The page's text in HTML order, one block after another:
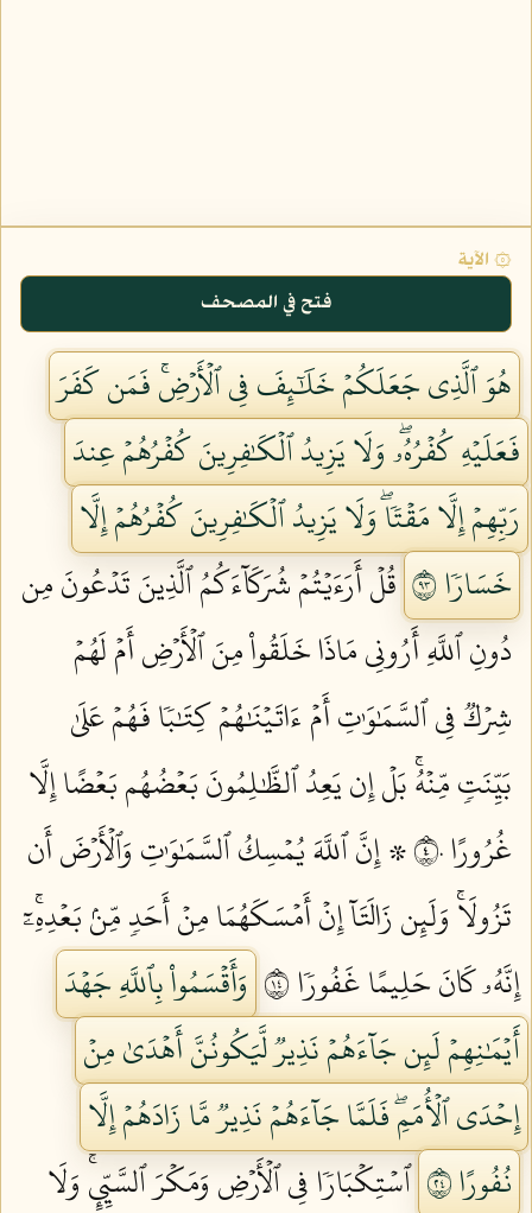
۞ الآية
فتح في المصحف
هُوَ ٱلَّذِي جَعَلَكُمۡ خَلَٰٓئِفَ فِي ٱلۡأَرۡضِۚ فَمَن كَفَرَ
فَعَلَيۡهِ كُفۡرُهُۥۖ وَلَا يَزِيدُ ٱلۡكَٰفِرِينَ كُفۡرُهُمۡ عِندَ
رَبِّهِمۡ إِلَّا مَقۡتٗاۖ وَلَا يَزِيدُ ٱلۡكَٰفِرِينَ كُفۡرُهُمۡ إِلَّا
خَسَارٗا ٣٩
قُلۡ أَرَءَيۡتُمۡ شُرَكَآءَكُمُ ٱلَّذِينَ تَدۡعُونَ مِن
دُونِ ٱللَّهِ أَرُونِي مَاذَا خَلَقُواْ مِنَ ٱلۡأَرۡضِ أَمۡ لَهُمۡ
شِرۡكٞ فِي ٱلسَّمَٰوَٰتِ أَمۡ ءَاتَيۡنَٰهُمۡ كِتَٰبٗا فَهُمۡ عَلَىٰ
بَيِّنَتٖ مِّنۡهُۚ بَلۡ إِن يَعِدُ ٱلظَّٰلِمُونَ بَعۡضُهُم بَعۡضًا إِلَّا
غُرُورًا ٤٠
۞ إِنَّ ٱللَّهَ يُمۡسِكُ ٱلسَّمَٰوَٰتِ وَٱلۡأَرۡضَ أَن
تَزُولَاۚ وَلَئِن زَالَتَآ إِنۡ أَمۡسَكَهُمَا مِنۡ أَحَدٖ مِّنۢ بَعۡدِهِۦٓۚ
إِنَّهُۥ كَانَ حَلِيمًا غَفُورٗا ٤١
وَأَقۡسَمُواْ بِٱللَّهِ جَهۡدَ
أَيۡمَٰنِهِمۡ لَئِن جَآءَهُمۡ نَذِيرٞ لَّيَكُونُنَّ أَهۡدَىٰ مِنۡ
إِحۡدَى ٱلۡأُمَمِۖ فَلَمَّا جَآءَهُمۡ نَذِيرٞ مَّا زَادَهُمۡ إِلَّا
نُفُورًا ٤٢
ٱسۡتِكۡبَارٗا فِي ٱلۡأَرۡضِ وَمَكۡرَ ٱلسَّيِّيِٕۚ وَلَا